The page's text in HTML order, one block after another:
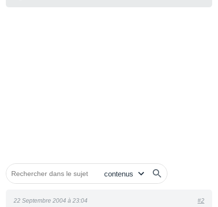
22 Septembre 2004 à 23:04 #2